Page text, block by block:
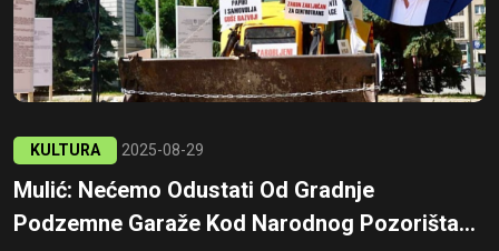
KULTURA 2025-08-29
Mulić: Nećemo Odustati Od Gradnje
Podzemne Garaže Kod Narodnog Pozorišta...